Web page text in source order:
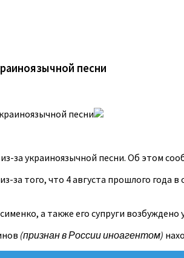
песни
песни
за украиноязычной песни. Об этом
того, что 4 августа прошлого года
а также его супруги возбуждено
(признан в России иноагентом)